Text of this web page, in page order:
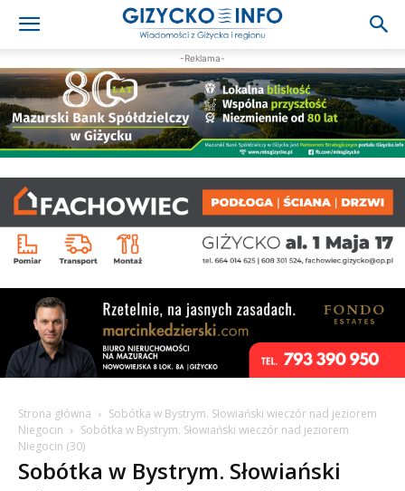
-Reklama-
Strona główna
Sobótka w Bystrym. Słowiański wieczór nad jeziorem
Niegocin
Sobótka w Bystrym. Słowiański wieczór nad jeziorem
Niegocin (30)
Sobótka w Bystrym. Słowiański